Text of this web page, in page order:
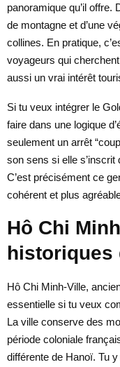
panoramique qu’il offre.
de montagne et d’une
collines. En pratique,
voyageurs qui
aussi un vrai intérêt
Si tu veux intégrer le
faire dans une logique
seulement un arrêt
son sens si elle
C’est précisément ce
cohérent et plus
Hô Chi
historiques
Hô Chi Minh-Ville,
essentielle si tu veux
La ville conserve des
période coloniale
différente de Hanoï. Tu